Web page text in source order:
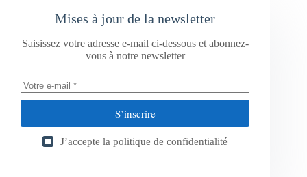
Mises à jour de la newsletter
Saisissez votre adresse e-mail ci-dessous et abonnez-
vous à notre newsletter
S’inscrire
J’accepte la politique de confidentialité